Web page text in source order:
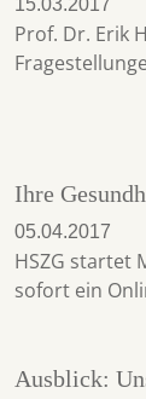
15.03.2017
Prof. Dr. Erik
Ihre
05.04.2017
HSZG startet
sofort ein
Ausblick: